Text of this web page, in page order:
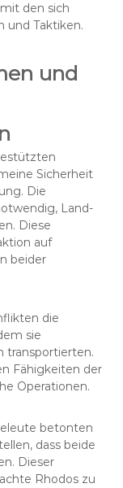
den sich
und Taktiken.
und
Sicherheit
Die
Land-
Diese
auf
beider
die
sie
transportierten.
Fähigkeiten der
Operationen.
betonten
dass beide
Dieser
Rhodos zu